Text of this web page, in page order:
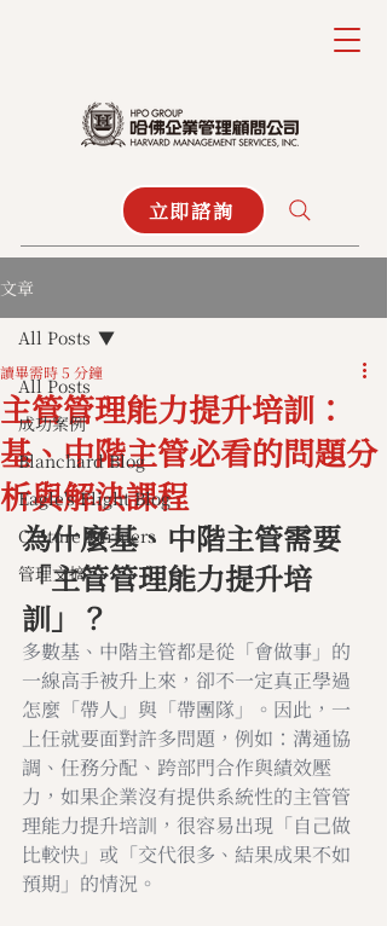
立即諮詢
文章
All Posts
成功案例
Blanchard Blog
Eagle's Flight Blog
Culture Partners
管理文摘
All Posts
主管管理能力提升培訓：
基、中階主管必看的問題分
析與解決課程
讀畢需時 5 分鐘
為什麼基、中階主管需要
「主管管理能力提升培
訓」？
多數基、中階主管都是從「會做事」的
一線高手被升上來，卻不一定真正學過
怎麼「帶人」與「帶團隊」。因此，一
上任就要面對許多問題，例如：溝通協
調、任務分配、跨部門合作與績效壓
力，如果企業沒有提供系統性的主管管
理能力提升培訓，很容易出現「自己做
比較快」或「交代很多、結果成果不如
預期」的情況。